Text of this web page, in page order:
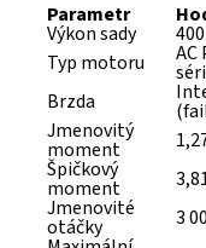
Parametr
Výkon sady
Typ motoru
AC
Brzda
Jmenovitý
moment
Špičkový
moment
Jmenovité
otáčky
3